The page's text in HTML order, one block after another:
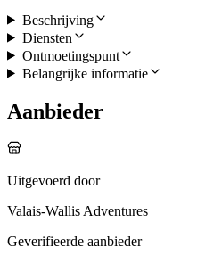
Beschrijving
Diensten
Ontmoetingspunt
Belangrijke informatie
Aanbieder
Uitgevoerd door
Valais-Wallis Adventures
Geverifieerde aanbieder